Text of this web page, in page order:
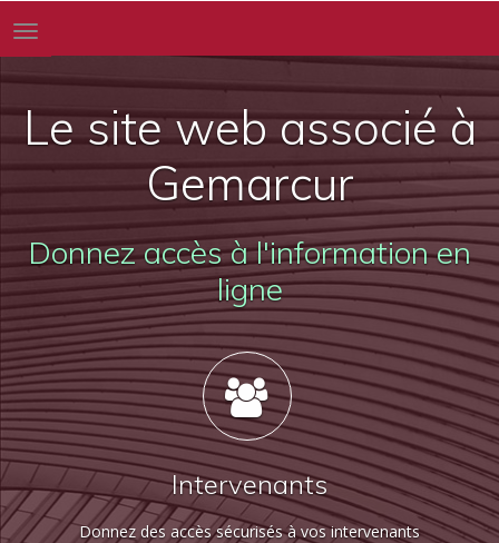
Toggle
navigation
Le site web associé à
Gemarcur
Donnez accès à l'information en
ligne
Intervenants
Donnez des accès sécurisés à vos intervenants